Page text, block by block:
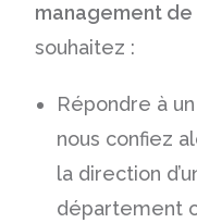
management de
souhaitez :
Répondre à
nous confiez
la direction
département